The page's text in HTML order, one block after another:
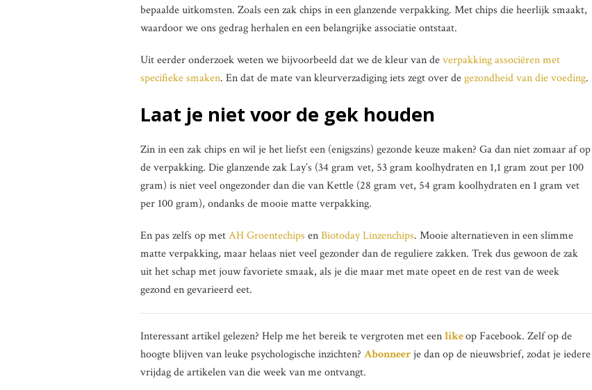
bepaalde uitkomsten. Zoals een zak chips in een glanzende verpakking. Met chips die heerlijk smaakt,
waardoor we ons gedrag herhalen en een belangrijke associatie ontstaat.
Uit eerder onderzoek weten we bijvoorbeeld dat we de kleur van deverpakking associëren met
specifieke smaken. En dat de mate van kleurverzadiging iets zegt over degezondheid van die voeding.
Laat je niet voor de gek houden
Zin in een zak chips en wil je het liefst een (enigszins) gezonde keuze maken? Ga dan niet zomaar af op
de verpakking. Die glanzende zak Lay’s (34 gram vet, 53 gram koolhydraten en 1,1 gram zout per 100
gram) is niet veel ongezonder dan die van Kettle (28 gram vet, 54 gram koolhydraten en 1 gram vet
per 100 gram), ondanks de mooie matte verpakking.
En pas zelfs op metAH Groentechips enBiotoday Linzenchips. Mooie alternatieven in een slimme
matte verpakking, maar helaas niet veel gezonder dan de reguliere zakken. Trek dus gewoon de zak
uit het schap met jouw favoriete smaak, als je die maar met mate opeet en de rest van de week
gezond en gevarieerd eet.
Interessant artikel gelezen? Help me het bereik te vergroten met eenlikeop Facebook. Zelf op de
hoogte blijven van leuke psychologische inzichten? Abonneerje dan op de nieuwsbrief, zodat je iedere
vrijdag de artikelen van die week van me ontvangt.